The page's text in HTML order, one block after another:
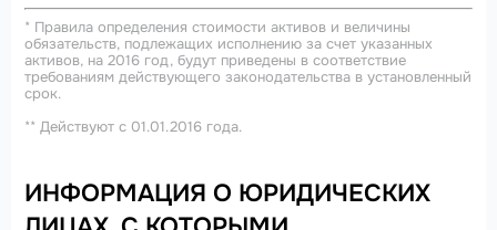
* Правила определения стоимости активов и величины
обязательств, подлежащих исполнению за счет указанных
активов, на 2016 год, будут приведены в соответствие
требованиям действующего законодательства в установленный
срок.
** Действуют с 01.01.2016 года.
ИНФОРМАЦИЯ О ЮРИДИЧЕСКИХ